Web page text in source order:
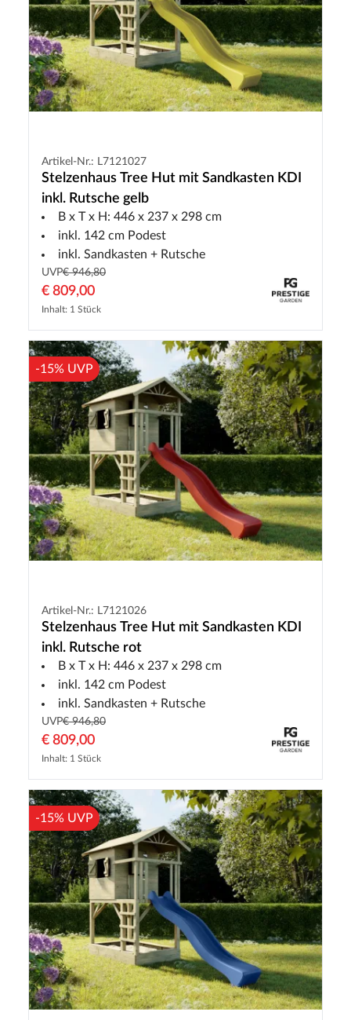
Artikel-Nr.: L7121027
Stelzenhaus Tree Hut mit Sandkasten KDI
inkl. Rutsche gelb
B x T x H: 446 x 237 x 298 cm
inkl. 142 cm Podest
inkl. Sandkasten + Rutsche
UVP€ 946,80
€ 809,00
Inhalt: 1 Stück
-15% UVP
Artikel-Nr.: L7121026
Stelzenhaus Tree Hut mit Sandkasten KDI
inkl. Rutsche rot
B x T x H: 446 x 237 x 298 cm
inkl. 142 cm Podest
inkl. Sandkasten + Rutsche
UVP€ 946,80
€ 809,00
Inhalt: 1 Stück
-15% UVP